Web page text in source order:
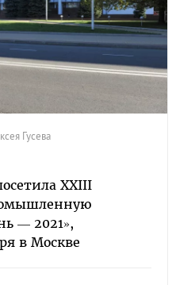
Гусева
XXIII
— 2021»,
в Москве